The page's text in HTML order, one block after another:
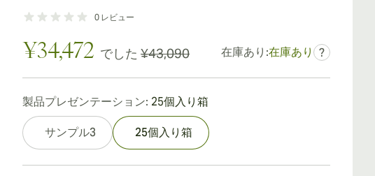
0 レビュー
¥34,472 でした ¥43,090 在庫あり:在庫あり ?
製品プレゼンテーション: 25個入り箱
サンプル3 25個入り箱